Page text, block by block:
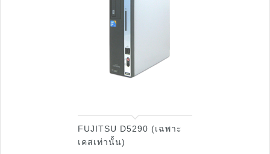
FUJITSU D5290 (เฉพาะ
เคสเท่านั้น)